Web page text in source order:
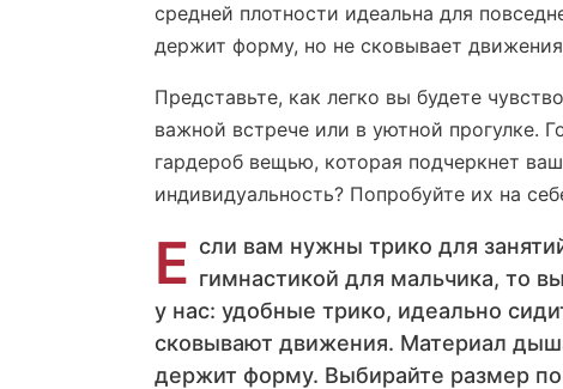
средней плотности идеальна для
держит форму, но не сковывает
Представьте, как легко вы будете
важной встрече или в уютной прогулке.
гардероб вещью, которая подчеркнет
индивидуальность? Попробуйте их на
Е сли вам нужны трико для
гимнастикой для мальчика, то
у нас: удобные трико, идеально
сковывают движения. Материал
держит форму. Выбирайте размер